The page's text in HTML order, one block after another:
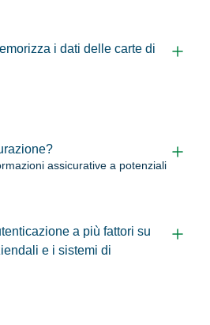
i dati delle carte di
assicurative a potenziali
a più fattori su
e i sistemi di